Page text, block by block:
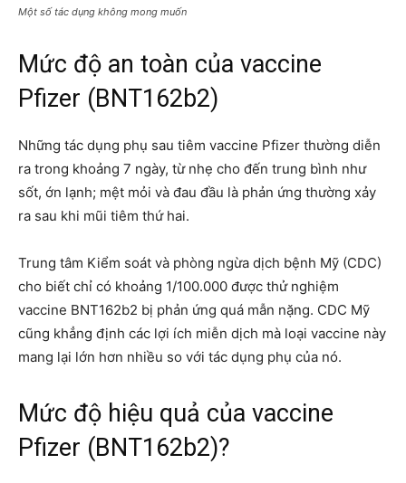
Một số tác dụng không mong muốn
Mức độ an toàn của vaccine
Pfizer (BNT162b2)
Những tác dụng phụ sau tiêm vaccine Pfizer thường diễn
ra trong khoảng 7 ngày, từ nhẹ cho đến trung bình như
sốt, ớn lạnh; mệt mỏi và đau đầu là phản ứng thường xảy
ra sau khi mũi tiêm thứ hai.
Trung tâm Kiểm soát và phòng ngừa dịch bệnh Mỹ (CDC)
cho biết chỉ có khoảng 1/100.000 được thử nghiệm
vaccine BNT162b2 bị phản ứng quá mẫn nặng. CDC Mỹ
cũng khẳng định các lợi ích miễn dịch mà loại vaccine này
mang lại lớn hơn nhiều so với tác dụng phụ của nó.
Mức độ hiệu quả của vaccine
Pfizer (BNT162b2)?